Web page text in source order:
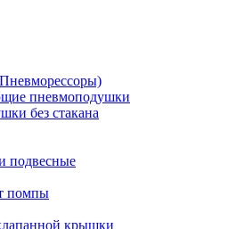
пневмоподушки
без стакана
подвесные
помпы
крышки